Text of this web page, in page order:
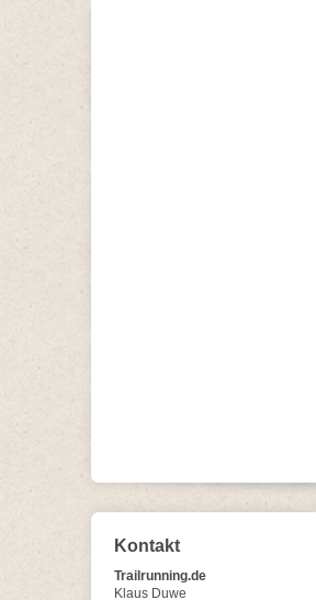
Kontakt
Trailrunning.de
Klaus Duwe